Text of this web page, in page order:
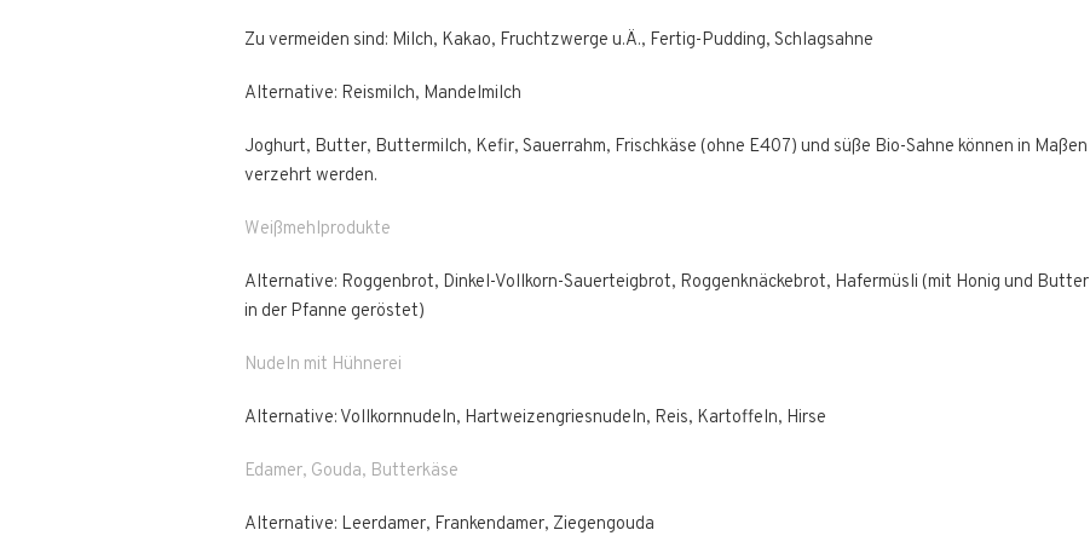
Zu vermeiden sind: Milch, Kakao, Fruchtzwerge u.Ä., Fertig-Pudding, Schlagsahne
Alternative: Reismilch, Mandelmilch
Joghurt, Butter, Buttermilch, Kefir, Sauerrahm, Frischkäse (ohne E407) und süße Bio-Sahne können in Maßen
verzehrt werden.
Weißmehlprodukte
Alternative: Roggenbrot, Dinkel-Vollkorn-Sauerteigbrot, Roggenknäckebrot, Hafermüsli (mit Honig und Butter
in der Pfanne geröstet)
Nudeln mit Hühnerei
Alternative: Vollkornnudeln, Hartweizengriesnudeln, Reis, Kartoffeln, Hirse
Edamer, Gouda, Butterkäse
Alternative: Leerdamer, Frankendamer, Ziegengouda